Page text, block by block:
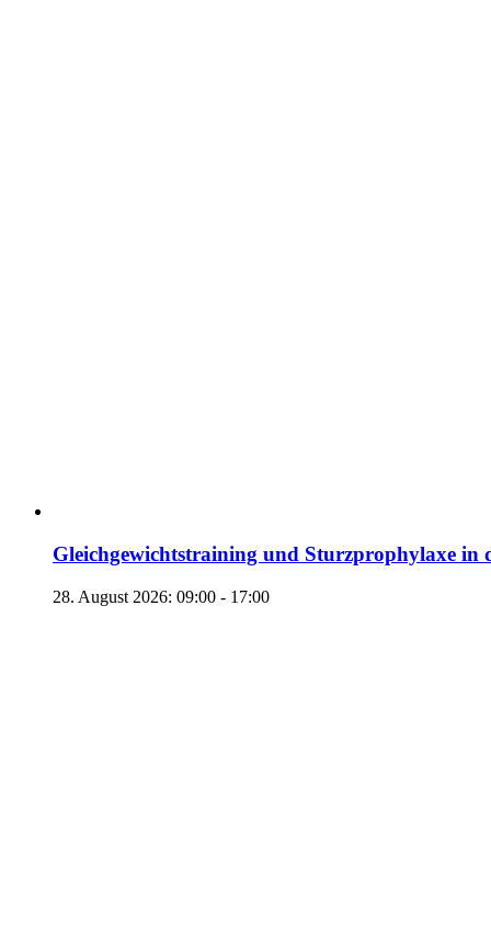
Gleichgewichtstraining und Sturzprophylaxe in
28. August 2026: 09:00 - 17:00